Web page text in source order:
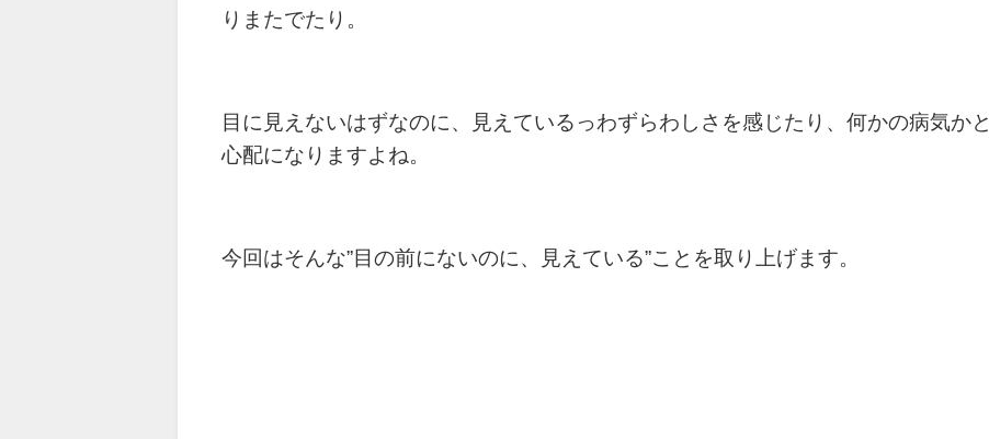
りまたでたり。
目に見えないはずなのに、見えているっわずらわしさを感じたり、何かの病気かと
心配になりますよね。
今回はそんな”目の前にないのに、見えている”ことを取り上げます。